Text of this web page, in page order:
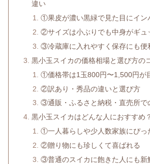
違い
①果皮が濃い黒緑で見た目にイン
②サイズは小ぶりでも中身がギュ
③冷蔵庫に入れやすく保存にも便
黒小玉スイカの価格相場と選び方の
①価格帯は1玉800円〜1,500円が
②訳あり・秀品の違いと選び方
③通販・ふるさと納税・直売所で
黒小玉スイカはどんな人におすすめ
①一人暮らしや少人数家族にぴっ
②贈り物にも珍しくて喜ばれる
③普通のスイカに飽きた人にも新